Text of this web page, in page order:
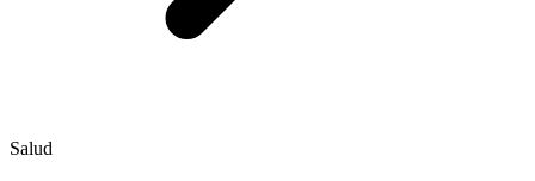
Salud